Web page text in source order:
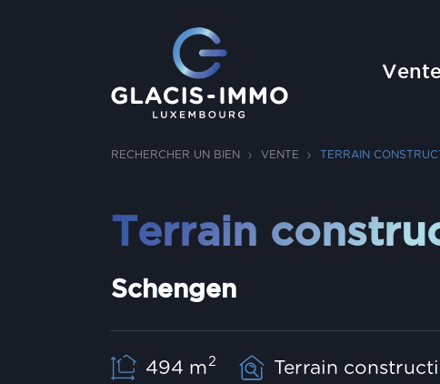
RECHERCHER UN BIEN VENTE TERRAIN
Terrain
Schengen
494 m2 Terrain